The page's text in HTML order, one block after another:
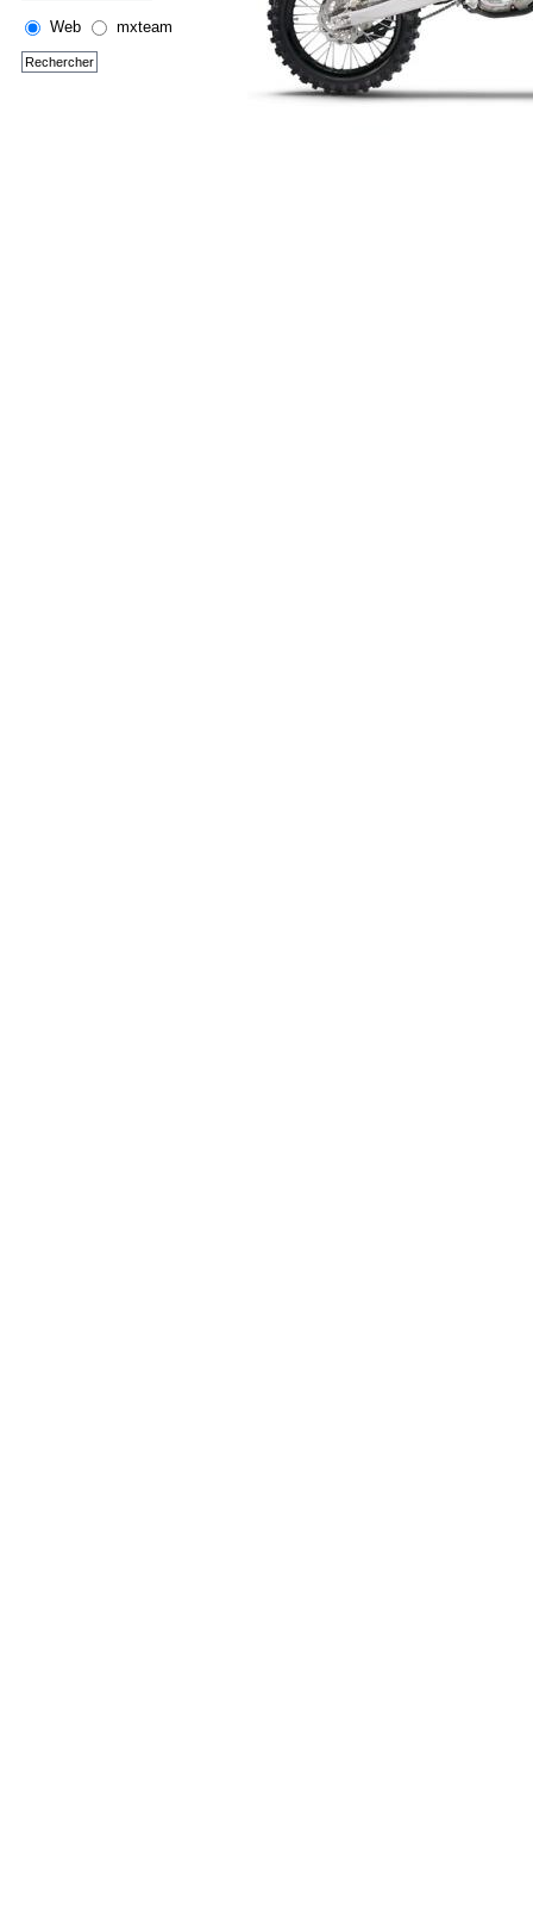
Web mxteam